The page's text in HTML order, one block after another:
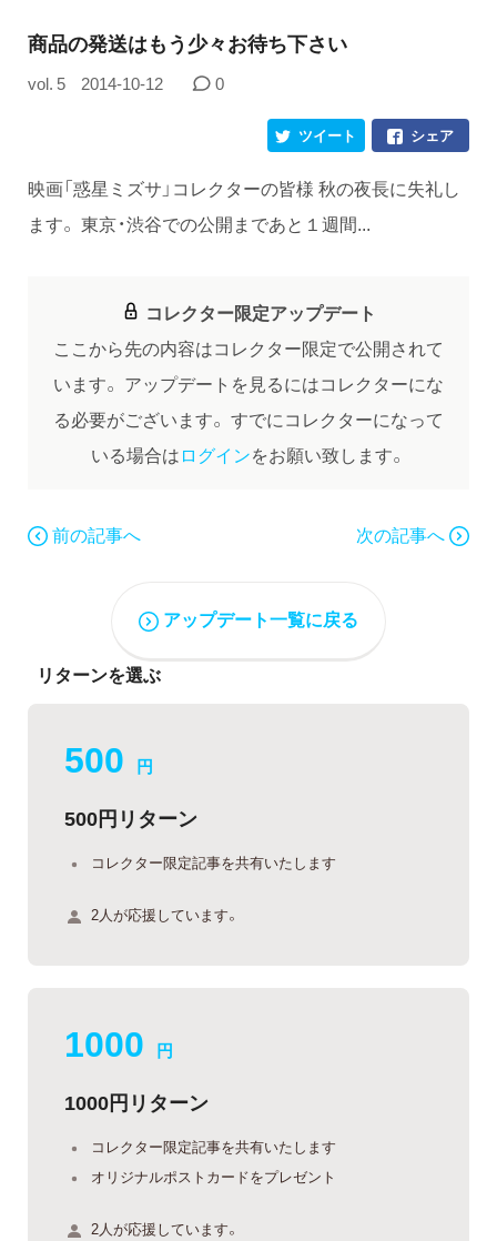
商品の発送はもう少々お待ち下さい
vol. 5 2014-10-12 0
シェア
ツイート
映画「惑星ミズサ」コレクターの皆様 秋の夜長に失礼し
ます。 東京・渋谷での公開まであと１週間...
コレクター限定アップデート
ここから先の内容はコレクター限定で公開されて
います。 アップデートを見るにはコレクターにな
る必要がございます。 すでにコレクターになって
いる場合はログインをお願い致します。
前の記事へ 次の記事へ
アップデート一覧に戻る
リターンを選ぶ
500 円
500円リターン
コレクター限定記事を共有いたします
2人が応援しています。
1000 円
1000円リターン
コレクター限定記事を共有いたします
オリジナルポストカードをプレゼント
2人が応援しています。